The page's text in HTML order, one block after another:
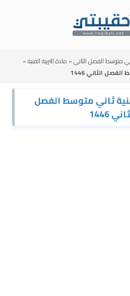
متوسط الفصل الثاني» مادة التربية الفنية»
الثاني 1446
ثاني متوسط الفصل
1446